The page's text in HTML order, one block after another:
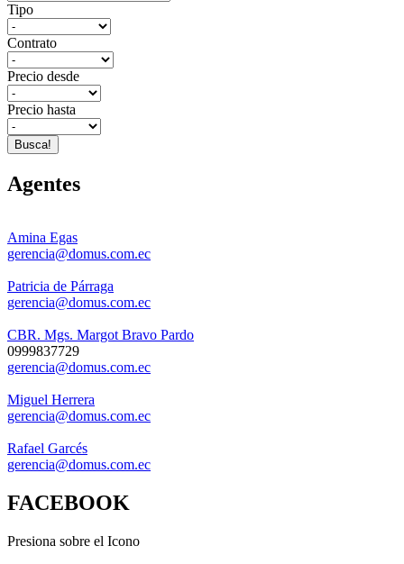
Tipo
Contrato
Precio desde
Precio hasta
Busca!
Agentes
Amina Egas
gerencia@domus.com.ec
Patricia de Párraga
gerencia@domus.com.ec
CBR. Mgs. Margot Bravo Pardo
0999837729
gerencia@domus.com.ec
Miguel Herrera
gerencia@domus.com.ec
Rafael Garcés
gerencia@domus.com.ec
FACEBOOK
Presiona sobre el Icono